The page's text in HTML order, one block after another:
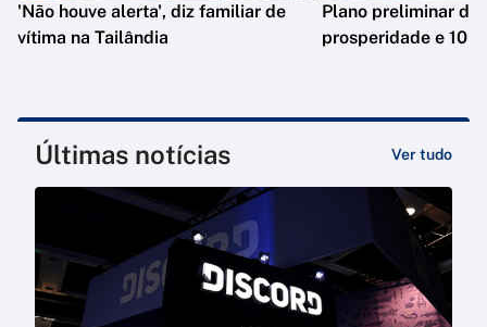
'Não houve alerta', diz familiar de
vítima na Tailândia
Plano preliminar de
prosperidade e 10
Últimas notícias Ver tudo